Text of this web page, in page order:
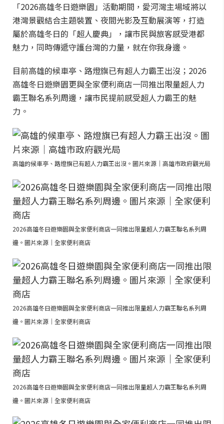
「2026高雄冬日遊樂園」活動期間，愛河灣主場域將以
港灣景觀結合主題裝置、夜間光影及互動展演等，打造
屬於高雄冬日的「超人慶典」，讓市民與旅客感受港都
魅力，同時傳遞守護台灣的力量，就在你我身邊。
目前高雄的候車亭、路燈旗已有超人力霸王出沒；2026
高雄冬日遊樂園更與全家便利商店一同推出限量超人力
霸王聯名系列周邊，讓市民提前感受超人力霸王的魅
力。
高雄的候車亭、路燈旗已有超人力霸王出沒。圖片來源｜高雄市政府觀光局
2026高雄冬日遊樂園與全家便利商店一同推出限量超人力霸王聯名系列周
邊。圖片來源｜全家便利商店
2026高雄冬日遊樂園與全家便利商店一同推出限量超人力霸王聯名系列周
邊。圖片來源｜全家便利商店
2026高雄冬日遊樂園與全家便利商店一同推出限量超人力霸王聯名系列周
邊。圖片來源｜全家便利商店